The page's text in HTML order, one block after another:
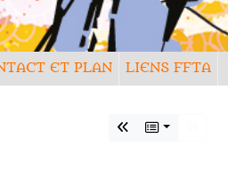
ET PLAN LIENS FFTA